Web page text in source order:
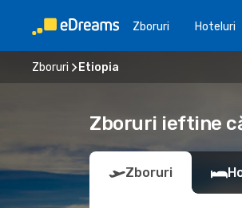
Zboruri Hoteluri
Zboruri Etiopia
Zboruri ieftine
Zboruri